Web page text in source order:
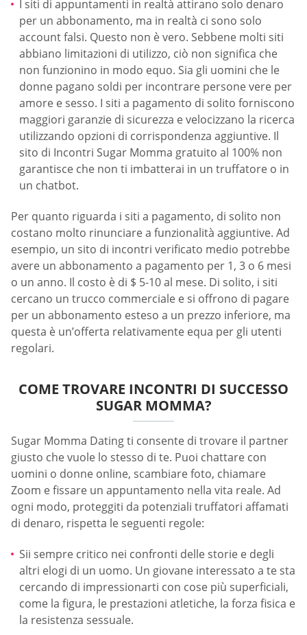
I siti di appuntamenti in realtà attirano solo denaro
per un abbonamento, ma in realtà ci sono solo
account falsi. Questo non è vero. Sebbene molti siti
abbiano limitazioni di utilizzo, ciò non significa che
non funzionino in modo equo. Sia gli uomini che le
donne pagano soldi per incontrare persone vere per
amore e sesso. I siti a pagamento di solito forniscono
maggiori garanzie di sicurezza e velocizzano la ricerca
utilizzando opzioni di corrispondenza aggiuntive. Il
sito di Incontri Sugar Momma gratuito al 100% non
garantisce che non ti imbatterai in un truffatore o in
un chatbot.
Per quanto riguarda i siti a pagamento, di solito non
costano molto rinunciare a funzionalità aggiuntive. Ad
esempio, un sito di incontri verificato medio potrebbe
avere un abbonamento a pagamento per 1, 3 o 6 mesi
o un anno. Il costo è di $ 5-10 al mese. Di solito, i siti
cercano un trucco commerciale e si offrono di pagare
per un abbonamento esteso a un prezzo inferiore, ma
questa è un’offerta relativamente equa per gli utenti
regolari.
COME TROVARE INCONTRI DI SUCCESSO
SUGAR MOMMA?
Sugar Momma Dating ti consente di trovare il partner
giusto che vuole lo stesso di te. Puoi chattare con
uomini o donne online, scambiare foto, chiamare
Zoom e fissare un appuntamento nella vita reale. Ad
ogni modo, proteggiti da potenziali truffatori affamati
di denaro, rispetta le seguenti regole:
Sii sempre critico nei confronti delle storie e degli
altri elogi di un uomo. Un giovane interessato a te sta
cercando di impressionarti con cose più superficiali,
come la figura, le prestazioni atletiche, la forza fisica e
la resistenza sessuale.